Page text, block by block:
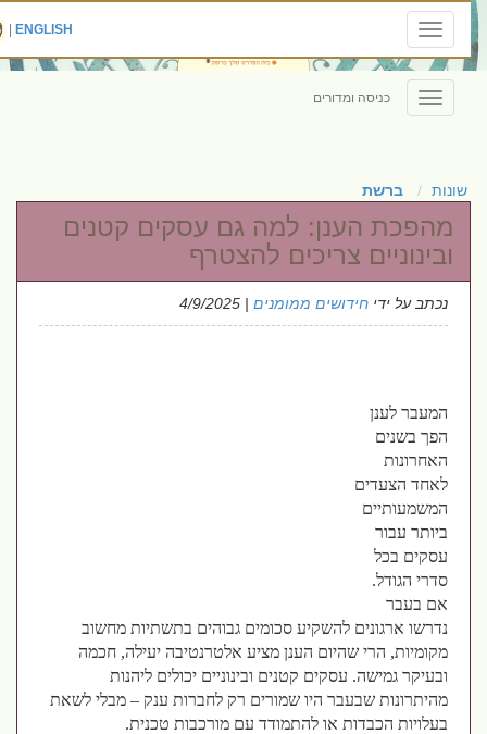
Toggle
navigation
ENGLISH
|
Toggle
navigation
כניסה ומדורים
שונות ברשת
מהפכת הענן: למה גם עסקים קטנים
ובינוניים צריכים להצטרף
נכתב על ידיחידושים ממומנים| 4/9/2025
המעבר לענן
הפך בשנים
האחרונות
לאחד הצעדים
המשמעותיים
ביותר עבור
עסקים בכל
סדרי הגודל.
אם בעבר
נדרשו ארגונים להשקיע סכומים גבוהים בתשתיות מחשוב
מקומיות, הרי שהיום הענן מציע אלטרנטיבה יעילה, חכמה
ובעיקר גמישה. עסקים קטנים ובינוניים יכולים ליהנות
מהיתרונות שבעבר היו שמורים רק לחברות ענק – מבלי לשאת
בעלויות הכבדות או להתמודד עם מורכבות טכנית.